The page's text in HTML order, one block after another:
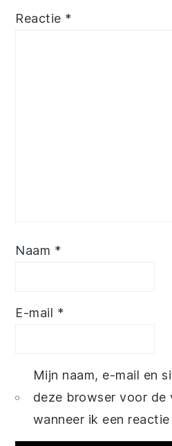
Reactie *
Naam *
E-mail *
Mijn naam, e-mail en
deze browser voor de
wanneer ik een reactie